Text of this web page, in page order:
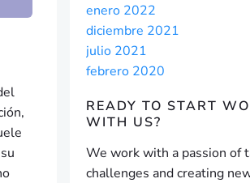
enero 2022
diciembre 2021
julio 2021
febrero 2020
READY TO START
WITH US?
We work with a passion of
challenges and creating